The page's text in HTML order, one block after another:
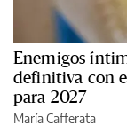
Enemigos
definitiva con
para 2027
María Cafferata